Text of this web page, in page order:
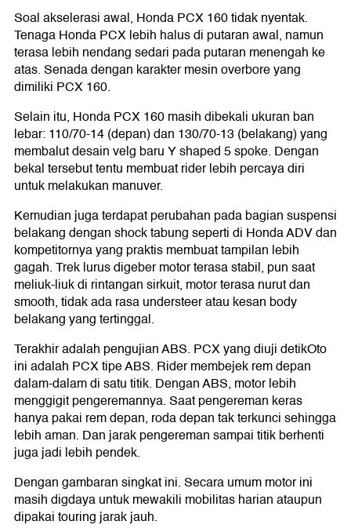
Soal akselerasi awal, Honda PCX 160 tidak nyentak.
Tenaga Honda PCX lebih halus di putaran awal, namun
terasa lebih nendang sedari pada putaran menengah ke
atas. Senada dengan karakter mesin overbore yang
dimiliki PCX 160.
Selain itu, Honda PCX 160 masih dibekali ukuran ban
lebar: 110/70-14 (depan) dan 130/70-13 (belakang) yang
membalut desain velg baru Y shaped 5 spoke. Dengan
bekal tersebut tentu membuat rider lebih percaya diri
untuk melakukan manuver.
Kemudian juga terdapat perubahan pada bagian suspensi
belakang dengan shock tabung seperti di Honda ADV dan
kompetitornya yang praktis membuat tampilan lebih
gagah. Trek lurus digeber motor terasa stabil, pun saat
meliuk-liuk di rintangan sirkuit, motor terasa nurut dan
smooth, tidak ada rasa understeer atau kesan body
belakang yang tertinggal.
Terakhir adalah pengujian ABS. PCX yang diuji detikOto
ini adalah PCX tipe ABS. Rider membejek rem depan
dalam-dalam di satu titik. Dengan ABS, motor lebih
menggigit pengeremannya. Saat pengereman keras
hanya pakai rem depan, roda depan tak terkunci sehingga
lebih aman. Dan jarak pengereman sampai titik berhenti
juga jadi lebih pendek.
Dengan gambaran singkat ini. Secara umum motor ini
masih digdaya untuk mewakili mobilitas harian ataupun
dipakai touring jarak jauh.